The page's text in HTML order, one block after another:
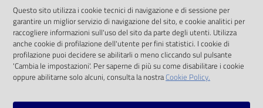
Eventi
Chiedi al
bibliotecario
Avvisi
solo alle condizioni previste dalla direttiva
comunitaria 2003/98/CE e dal d.lgs. 36/2006
SOCIAL
Instagram
Questo sito utilizza i cookie tecnici di navigazione e di sessione per
garantire un miglior servizio di navigazione del sito, e cookie analitici per
raccogliere informazioni sull'uso del sito da parte degli utenti. Utilizza
anche cookie di profilazione dell'utente per fini statistici. I cookie di
profilazione puoi decidere se abilitarli o meno cliccando sul pulsante
'Cambia le impostazioni'. Per saperne di più su come disabilitare i cookie
oppure abilitarne solo alcuni, consulta la nostraCookie Policy.